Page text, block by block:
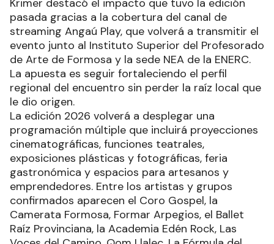
Krimer destacó el impacto que tuvo la edición
pasada gracias a la cobertura del canal de
streaming Angaú Play, que volverá a transmitir el
evento junto al Instituto Superior del Profesorado
de Arte de Formosa y la sede NEA de la ENERC.
La apuesta es seguir fortaleciendo el perfil
regional del encuentro sin perder la raíz local que
le dio origen.
La edición 2026 volverá a desplegar una
programación múltiple que incluirá proyecciones
cinematográficas, funciones teatrales,
exposiciones plásticas y fotográficas, feria
gastronómica y espacios para artesanos y
emprendedores. Entre los artistas y grupos
confirmados aparecen el Coro Gospel, la
Camerata Formosa, Formar Arpegios, el Ballet
Raíz Provinciana, la Academia Edén Rock, Las